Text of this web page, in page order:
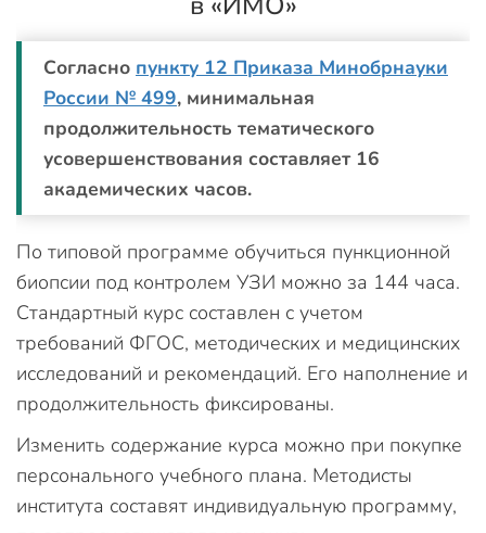
Согласно пункту 12 Приказа Минобрнауки
России № 499, минимальная
продолжительность тематического
усовершенствования составляет 16
академических часов.
По типовой программе обучиться пункционной
биопсии под контролем УЗИ можно за 144 часа.
Стандартный курс составлен с учетом
требований ФГОС, методических и медицинских
исследований и рекомендаций. Его наполнение и
продолжительность фиксированы.
Изменить содержание курса можно при покупке
персонального учебного плана. Методисты
института составят индивидуальную программу,